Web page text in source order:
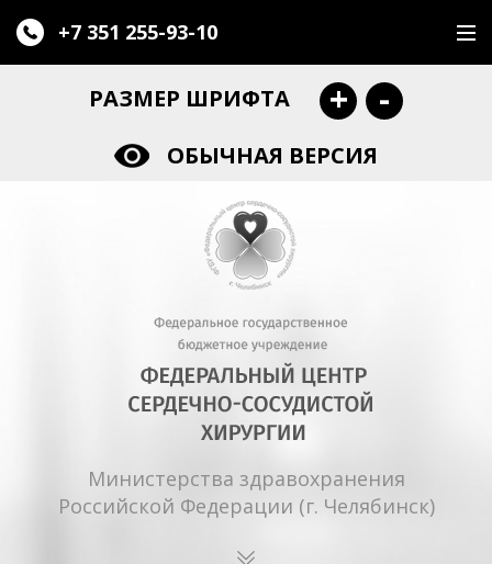
РАЗМЕР ШРИФТА + -
ОБЫЧНАЯ ВЕРСИЯ
+7 351 255-93-10
Министерства здравохранения
Российской Федерации (г. Челябинск)